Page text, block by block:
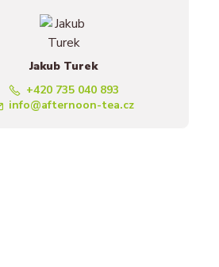
Jakub Turek
+420 735 040 893
info@afternoon-tea.cz